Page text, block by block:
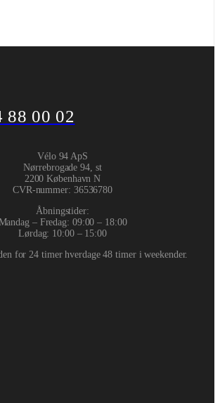
88 00 02
Vélo 94 ApS
Nørrebrogade 94, st
2200 København N
CVR-nummer: 36536780
Åbningstider:
– Fredag: 09:00 – 18:00
Lørdag: 10:00 – 15:00
for 24 timer hverdage 48 timer i weekender.